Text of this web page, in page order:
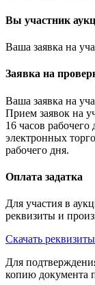
Вы участник
Ваша заявка на
Заявка на
Ваша заявка на
Прием заявок на
16 часов
электронных
рабочего дня.
Оплата задатка
Для участия в
реквизиты и
Скачать
Для
копию документа